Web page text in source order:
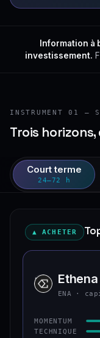
Information
investissement.
INSTRUMENT 01 —
Trois
Court terme
24–72 h
▲ ACHETER
ENA Ethena
ENA ·
MOMENTUM
TECHNIQUE